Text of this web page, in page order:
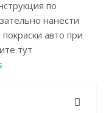
по
нанести
авто при
тут